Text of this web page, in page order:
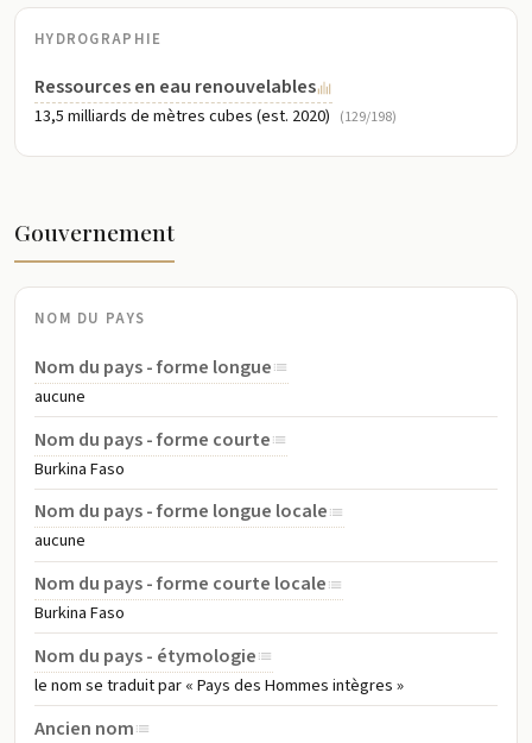
HYDROGRAPHIE
Ressources en eau renouvelables
13,5 milliards de mètres cubes (est. 2020) (129/198)
Gouvernement
NOM DU PAYS
Nom du pays - forme longue
aucune
Nom du pays - forme courte
Burkina Faso
Nom du pays - forme longue locale
aucune
Nom du pays - forme courte locale
Burkina Faso
Nom du pays - étymologie
le nom se traduit par « Pays des Hommes intègres »
Ancien nom